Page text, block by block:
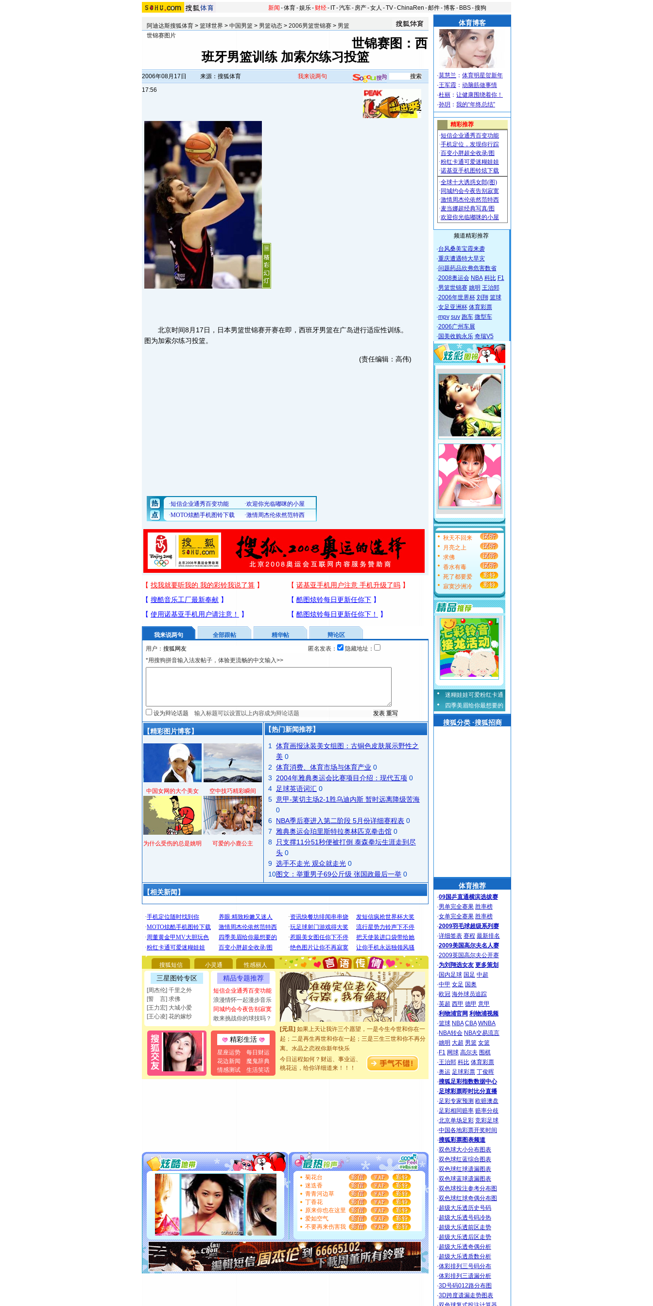
新闻 -体育-娱乐- 财经- IT-汽车- 房产-女人 -TV-ChinaRen -邮件-博客- BBS-搜狗
阿迪达斯搜狐体育 > 篮球世界 > 中国男篮 > 男篮动态 > 2006男篮世锦赛 > 男篮
世锦赛图片
世锦赛图：西
班牙男篮训练 加索尔练习投篮
2006年08月17日
17:56
来源：搜狐体育 我来说两句
北京时间8月17日，日本男篮世锦赛开赛在即，西班牙男篮在广岛进行适应性训练。
图为加索尔练习投篮。
(责任编辑：高伟)
我来说两句 全部跟帖 精华帖
辩论区
用户：
匿名发表：
隐藏地址：
*用搜狗拼音输入法发帖子，体验更流畅的中文输入>>
设为辩论话题
【精彩图片博客】
中国女网的大个美女 空中技巧精彩瞬间
为什么受伤的总是姚明 可爱的小鹿公主
【热门新闻推荐】
1
体育画报泳装美女组图：古铜色皮肤展示野性之
美 0
2 体育消费、体育市场与体育产业 0
3
2004年雅典奥运会比赛项目介绍：现代五项 0
4
足球英语词汇 0
5 意甲-莱切主场2-1胜乌迪内斯 暂时远离降级苦海
0
6 NBA季后赛进入第二阶段 5月份详细赛程表 0
7
雅典奥运会珀里斯特拉奥林匹克拳击馆 0
8
只支撑11分51秒便被打倒 泰森拳坛生涯走到尽
头 0
9 选手不走光 观众就走光 0
10图文：举重男子69公斤级 张国政最后一举 0
【相关新闻】
搜狐短信 小灵通 性感丽人
三星图铃专区
[周杰伦] 千里之外
[誓 言] 求佛
[王力宏] 大城小爱
[王心凌] 花的嫁纱
精品专题推荐
短信企业通秀百变功能
浪漫情怀一起漫步音乐
同城约会今夜告别寂寞
敢来挑战你的球技吗？
精彩生活
星座运势
每日财运
花边新闻
魔鬼辞典
情感测试
生活笑话
[圣诞节]圣诞节到了，想想没什么送给你的，又不打算给
你太多，只有给你五千万：千万快乐！千万要健康！千万
要平安！千万要知足！千万不要忘记我！
[圣诞节]不只这样的日子才会想起你,而是这样的日子才
能正大光明地骚扰你,告诉你,圣诞要快乐!新年要快乐!天天
都要快乐噢!
[圣诞节]奉上一颗祝福的心,在这个特别的日子里,愿幸福,
如意,快乐,鲜花,一切美好的祝愿与你同在.圣诞快乐!
[元旦]看到你我会触电；看不到你我要充电；没有你我会
断电。爱你是我职业，想你是我事业，抱你是我特长，吻
你是我专业！水晶之恋祝你新年快乐
[元旦]如果上天让我许三个愿望，一是今生今世和你在一
起；二是再生再世和你在一起；三是三生三世和你不再分
离。水晶之恋祝你新年快乐
[元旦] 当我狠下心扭头离去那一刻，你在我身后无助地哭
泣，这痛楚让我明白我多么爱你。我转身抱住你：这猪不
卖了。水晶之恋祝你新年快乐。
要平安！千万要知足！千万不要忘记我！
[圣诞节]不只这样的日子才会想起你,而是这样的日子才
能正大光明地骚扰你,告诉你,圣诞要快乐!新年要快乐!天天
都要快乐噢!
[圣诞节]
奉上一颗祝福的心,在这个特别的日子里,愿幸福,
如意,快乐,鲜花,一切美好的祝愿与你同在.圣诞快乐!
[元旦]
看到你我会触电；看不到你我要充电；没有你我会
断电。爱你是我职业，想你是我事业，抱你是我特长，吻
你是我专业！水晶之恋祝你新年快乐
[元旦]如果上天让我许三个愿望，一是今生今世和你在一
起；二是再生再世和你在一起；三是三生三世和你不再分
离。水晶之恋祝你新年快乐
今日运程如何？财运、事业运、
桃花运，给你详细道来！！！
菊花台
迷迭香
青青河边草
丁香花
原来你也在这里
爱如空气
不要再来伤害我
体育博客
·莫慧兰 ： 体育明星贺新年
·王军霞 ： 动脑筋做事情
·杜丽 ： 让健康围绕着你！
·孙玥 ： 我的“年终总结”
频道精彩推荐
·台风桑美宝霞来袭
·重庆遭遇特大旱灾
·问题药品欣弗危害数省
·2008奥运会 NBA 科比 F1
·男篮世锦赛 姚明 王治郅
·2006年世界杯 刘翔 篮球
·女足亚洲杯 体育彩票
·mpv suv 跑车 微型车
·2006广州车展
· 国美收购永乐 奇瑞V5
秋天不回来
月亮之上
求佛
香水有毒
死了都要爱
寂寞沙洲冷
迷糊娃娃可爱粉红卡通
四季美眉给你最想要的
搜狐分类 ·搜狐招商
体育推荐
·09国乒直通横滨选拔赛
·男单完全赛果 胜率榜
·女单完全赛果 胜率榜
·2009羽毛球超级系列赛
·详细签表 赛程 最新排名
·2009美国高尔夫名人赛
·2009英国高尔夫公开赛
·为刘翔选女友 更多策划
· 国内足球 国足 中超
·中甲 女足 国奥
·欧冠 海外球员追踪
·英超 西甲 德甲 意甲
·利物浦官网 利物浦视频
·篮球 NBA CBA WNBA
· NBA转会 NBA交易流言
·姚明 大超 男篮 女篮
· F1 网球 高尔夫 围棋
·王治郅 科比 体育彩票
·奥运 足球彩票 丁俊晖
·搜狐足彩指数数据中心
·足球彩票即时比分直播
·足彩专家预测 欧赔澳盘
·足彩相同赔率 赔率分歧
·北京单场足彩 竞彩足球
·中国各地彩票开奖时间
·搜狐彩票图表频道
·双色球大小分布图表
·双色球红蓝综合图表
·双色球红球遗漏图表
·双色球蓝球遗漏图表
·双色球投注参考分布图
·双色球红球奇偶分布图
·超级大乐透历史号码
·超级大乐透号码冷热
·超级大乐透前区走势
·超级大乐透后区走势
·超级大乐透奇偶分析
·超级大乐透质数分析
·体彩排列三号码分布
·体彩排列三遗漏分析
·3D号码012路分布图
·3D跨度遗漏走势图表